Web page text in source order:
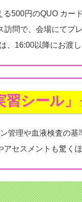
500円のQUO カー
訪問で、会場にてプ
、16:00以降にお渡し
習シール」
管理や血液検査の基
セスメントも驚く